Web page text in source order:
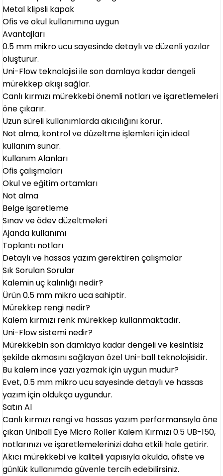
Metal klipsli kapak
Ofis ve okul kullanımına uygun
Avantajları
0.5 mm mikro ucu sayesinde detaylı ve düzenli yazılar
oluşturur.
Uni-Flow teknolojisi ile son damlaya kadar dengeli
mürekkep akışı sağlar.
Canlı kırmızı mürekkebi önemli notları ve işaretlemeleri
öne çıkarır.
Uzun süreli kullanımlarda akıcılığını korur.
Not alma, kontrol ve düzeltme işlemleri için ideal
kullanım sunar.
Kullanım Alanları
Ofis çalışmaları
Okul ve eğitim ortamları
Not alma
Belge işaretleme
Sınav ve ödev düzeltmeleri
Ajanda kullanımı
Toplantı notları
Detaylı ve hassas yazım gerektiren çalışmalar
Sık Sorulan Sorular
Kalemin uç kalınlığı nedir?
Ürün 0.5 mm mikro uca sahiptir.
Mürekkep rengi nedir?
Kalem kırmızı renk mürekkep kullanmaktadır.
Uni-Flow sistemi nedir?
Mürekkebin son damlaya kadar dengeli ve kesintisiz
şekilde akmasını sağlayan özel Uni-ball teknolojisidir.
Bu kalem ince yazı yazmak için uygun mudur?
Evet, 0.5 mm mikro ucu sayesinde detaylı ve hassas
yazım için oldukça uygundur.
Satın Al
Canlı kırmızı rengi ve hassas yazım performansıyla öne
çıkan Uniball Eye Micro Roller Kalem Kırmızı 0.5 UB-150,
notlarınızı ve işaretlemelerinizi daha etkili hale getirir.
Akıcı mürekkebi ve kaliteli yapısıyla okulda, ofiste ve
günlük kullanımda güvenle tercih edebilirsiniz.